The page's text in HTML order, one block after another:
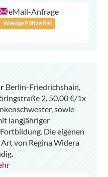
eMail-Anfrage
Wenige Plätze frei
Berlin-Friedrichshain,
2, 50,00 €/1x
sowie
langjähriger
Die eigenen
von Regina Widera